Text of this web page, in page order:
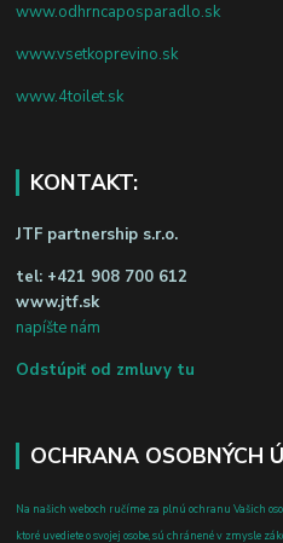
www.odhrncaposparadlo.sk
www.vsetkoprevino.sk
www.4toilet.sk
KONTAKT:
JTF partnership s.r.o.
tel: +421 908 700 612
www.jtf.sk
napíšte nám
Odstúpiť od zmluvy tu
OCHRANA OSOBNÝCH
Na našich weboch ručíme za plnú ochranu Vašich
ktoré uvediete o svojej osobe, sú chránené v zmysle